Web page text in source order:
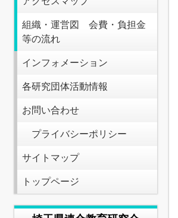
組織・運営図 会費・負担金
等の流れ
インフォメーション
各研究団体活動情報
お問い合わせ
プライバシーポリシー
サイトマップ
トップページ